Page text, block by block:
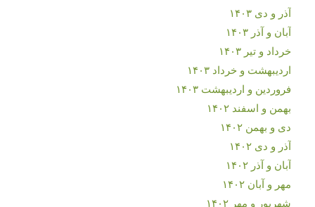
آذر و دی ۱۴۰۳
آبان و آذر ۱۴۰۳
خرداد و تیر ۱۴۰۳
اردیبهشت و خرداد ۱۴۰۳
فروردین و اردیبهشت ۱۴۰۳
بهمن و اسفند ۱۴۰۲
دی و بهمن ۱۴۰۲
آذر و دی ۱۴۰۲
آبان و آذر ۱۴۰۲
مهر و آبان ۱۴۰۲
شهریور و مهر ۱۴۰۲